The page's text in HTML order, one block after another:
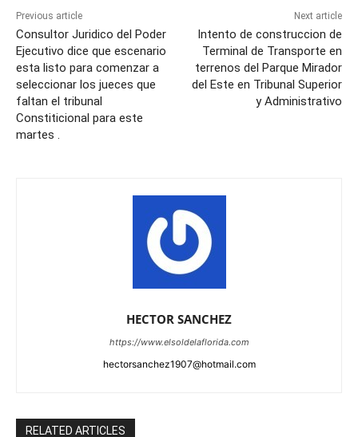
Previous article
Consultor Juridico del Poder
Ejecutivo dice que escenario
esta listo para comenzar a
seleccionar los jueces que
faltan el tribunal
Constiticional para este
martes .
Next article
Intento de construccion de
Terminal de Transporte en
terrenos del Parque Mirador
del Este en Tribunal Superior
y Administrativo
HECTOR SANCHEZ
https://www.elsoldelaflorida.com
hectorsanchez1907@hotmail.com
RELATED ARTICLES